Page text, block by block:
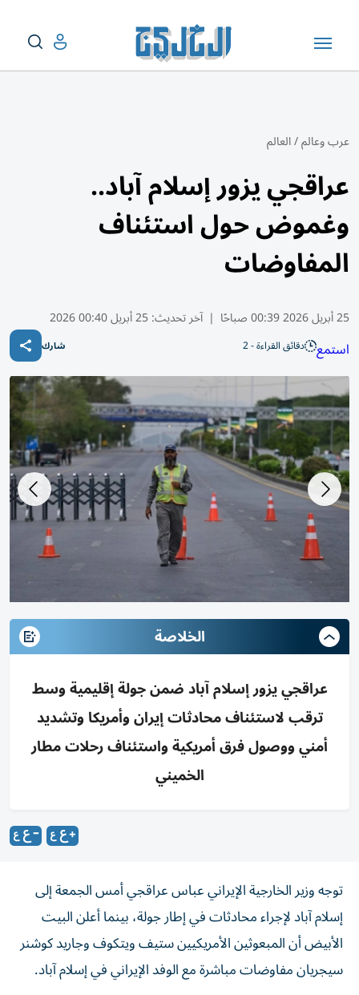
عرب وعالم/العالم
عراقجي يزور إسلام آباد..
وغموض حول استئناف
المفاوضات
25 أبريل 2026 00:39 صباحًا | آخر تحديث:25 أبريل 00:40 2026
استمع دقائق القراءة - 2 شارك
الخلاصة
عراقجي يزور إسلام آباد ضمن جولة إقليمية وسط
ترقب لاستئناف محادثات إيران وأمريكا وتشديد
أمني ووصول فرق أمريكية واستئناف رحلات مطار
الخميني
توجه وزير الخارجية الإيراني عباس عراقجي أمس الجمعة إلى
إسلام آباد لإجراء محادثات في إطار جولة، بينما أعلن البيت
الأبيض أن المبعوثين الأمريكيين ستيف ويتكوف وجاريد كوشنر
سيجريان مفاوضات مباشرة مع الوفد الإيراني في إسلام آباد.